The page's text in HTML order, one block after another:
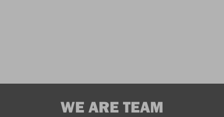
WE ARE TEAM